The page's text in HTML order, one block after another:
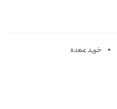
خرید عمده